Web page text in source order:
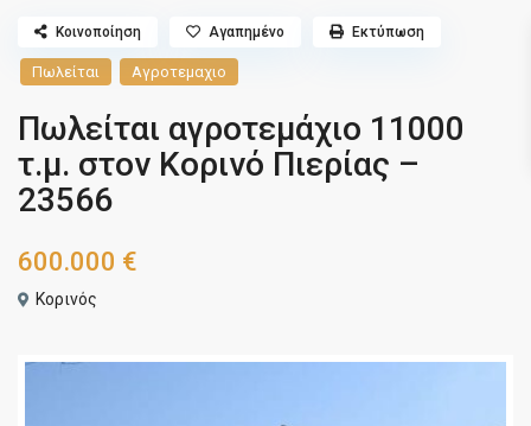
Πωλείται Αγροτεμαχιο
Πωλείται αγροτεμάχιο 11000
τ.μ. στον Κορινό Πιερίας –
23566
600.000 €
Κορινός
Κοινοποίηση Αγαπημένο Εκτύπωση